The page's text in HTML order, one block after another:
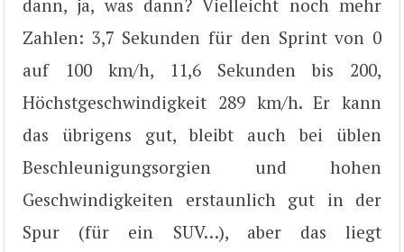
dann, ja, was dann? Vielleicht noch mehr
Zahlen: 3,7 Sekunden für den Sprint von 0
auf 100 km/h, 11,6 Sekunden bis 200,
Höchstgeschwindigkeit 289 km/h. Er kann
das übrigens gut, bleibt auch bei üblen
Beschleunigungsorgien und hohen
Geschwindigkeiten erstaunlich gut in der
Spur (für ein SUV…), aber das liegt